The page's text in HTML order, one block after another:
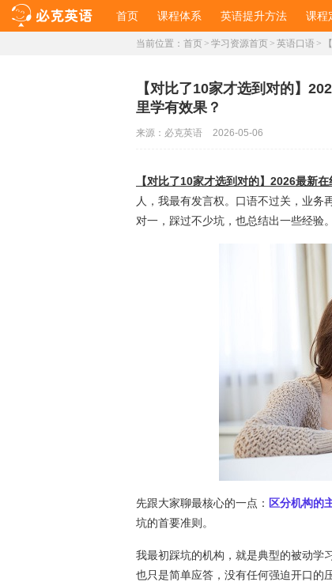
首页 课程体系 英语提升方法 课程
当前位置： 首页 > 学习资源首页 > 英语口语 >
【对比了10家才选到对的】
里学有效果？
来源： 必克英语 2026-05-06
【对比了10家才选到对的】2026最新
人，我最有发言权。口语不过关，业务
对一，踩过不少坑，也总结出一些经验。
先跟大家聊最核心的一点： 区分机构的
坑的首要准则。
我最初踩坑的机构，就是典型的被动学
也只是简单应答，没有任何强迫开口的